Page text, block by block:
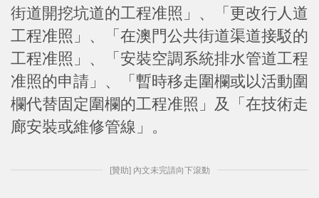
街道開挖坑道的工程准照」、「更改行人道
工程准照」、「在澳門公共街道渠道接駁的
工程准照」、「安裝空調系統排水管道工程
准照的申請」、「暫時移走圍欄或以活動圍
欄代替固定圍欄的工程准照」及「在技術走
廊安裝或維修管線」。
[贊助] 內文未完請向下滾動